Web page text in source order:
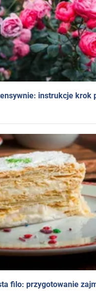
instrukcje krok
filo: przygotowanie